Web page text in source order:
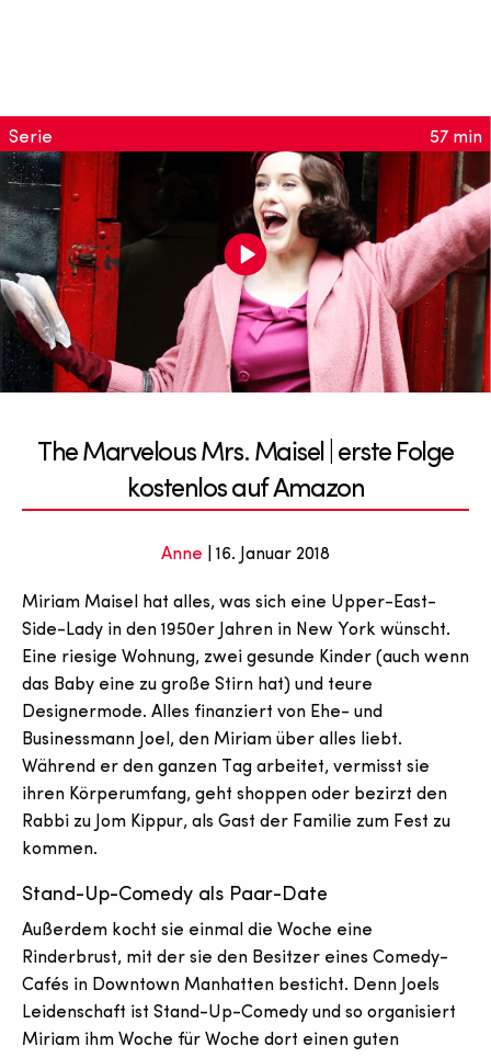
Serie 57 min
The Marvelous Mrs. Maisel | erste Folge
kostenlos auf Amazon
Anne | 16. Januar 2018
Miriam Maisel hat alles, was sich eine Upper-East-
Side-Lady in den 1950er Jahren in New York wünscht.
Eine riesige Wohnung, zwei gesunde Kinder (auch wenn
das Baby eine zu große Stirn hat) und teure
Designermode. Alles finanziert von Ehe- und
Businessmann Joel, den Miriam über alles liebt.
Während er den ganzen Tag arbeitet, vermisst sie
ihren Körperumfang, geht shoppen oder bezirzt den
Rabbi zu Jom Kippur, als Gast der Familie zum Fest zu
kommen.
Stand-Up-Comedy als Paar-Date
Außerdem kocht sie einmal die Woche eine
Rinderbrust, mit der sie den Besitzer eines Comedy-
Cafés in Downtown Manhatten besticht. Denn Joels
Leidenschaft ist Stand-Up-Comedy und so organisiert
Miriam ihm Woche für Woche dort einen guten